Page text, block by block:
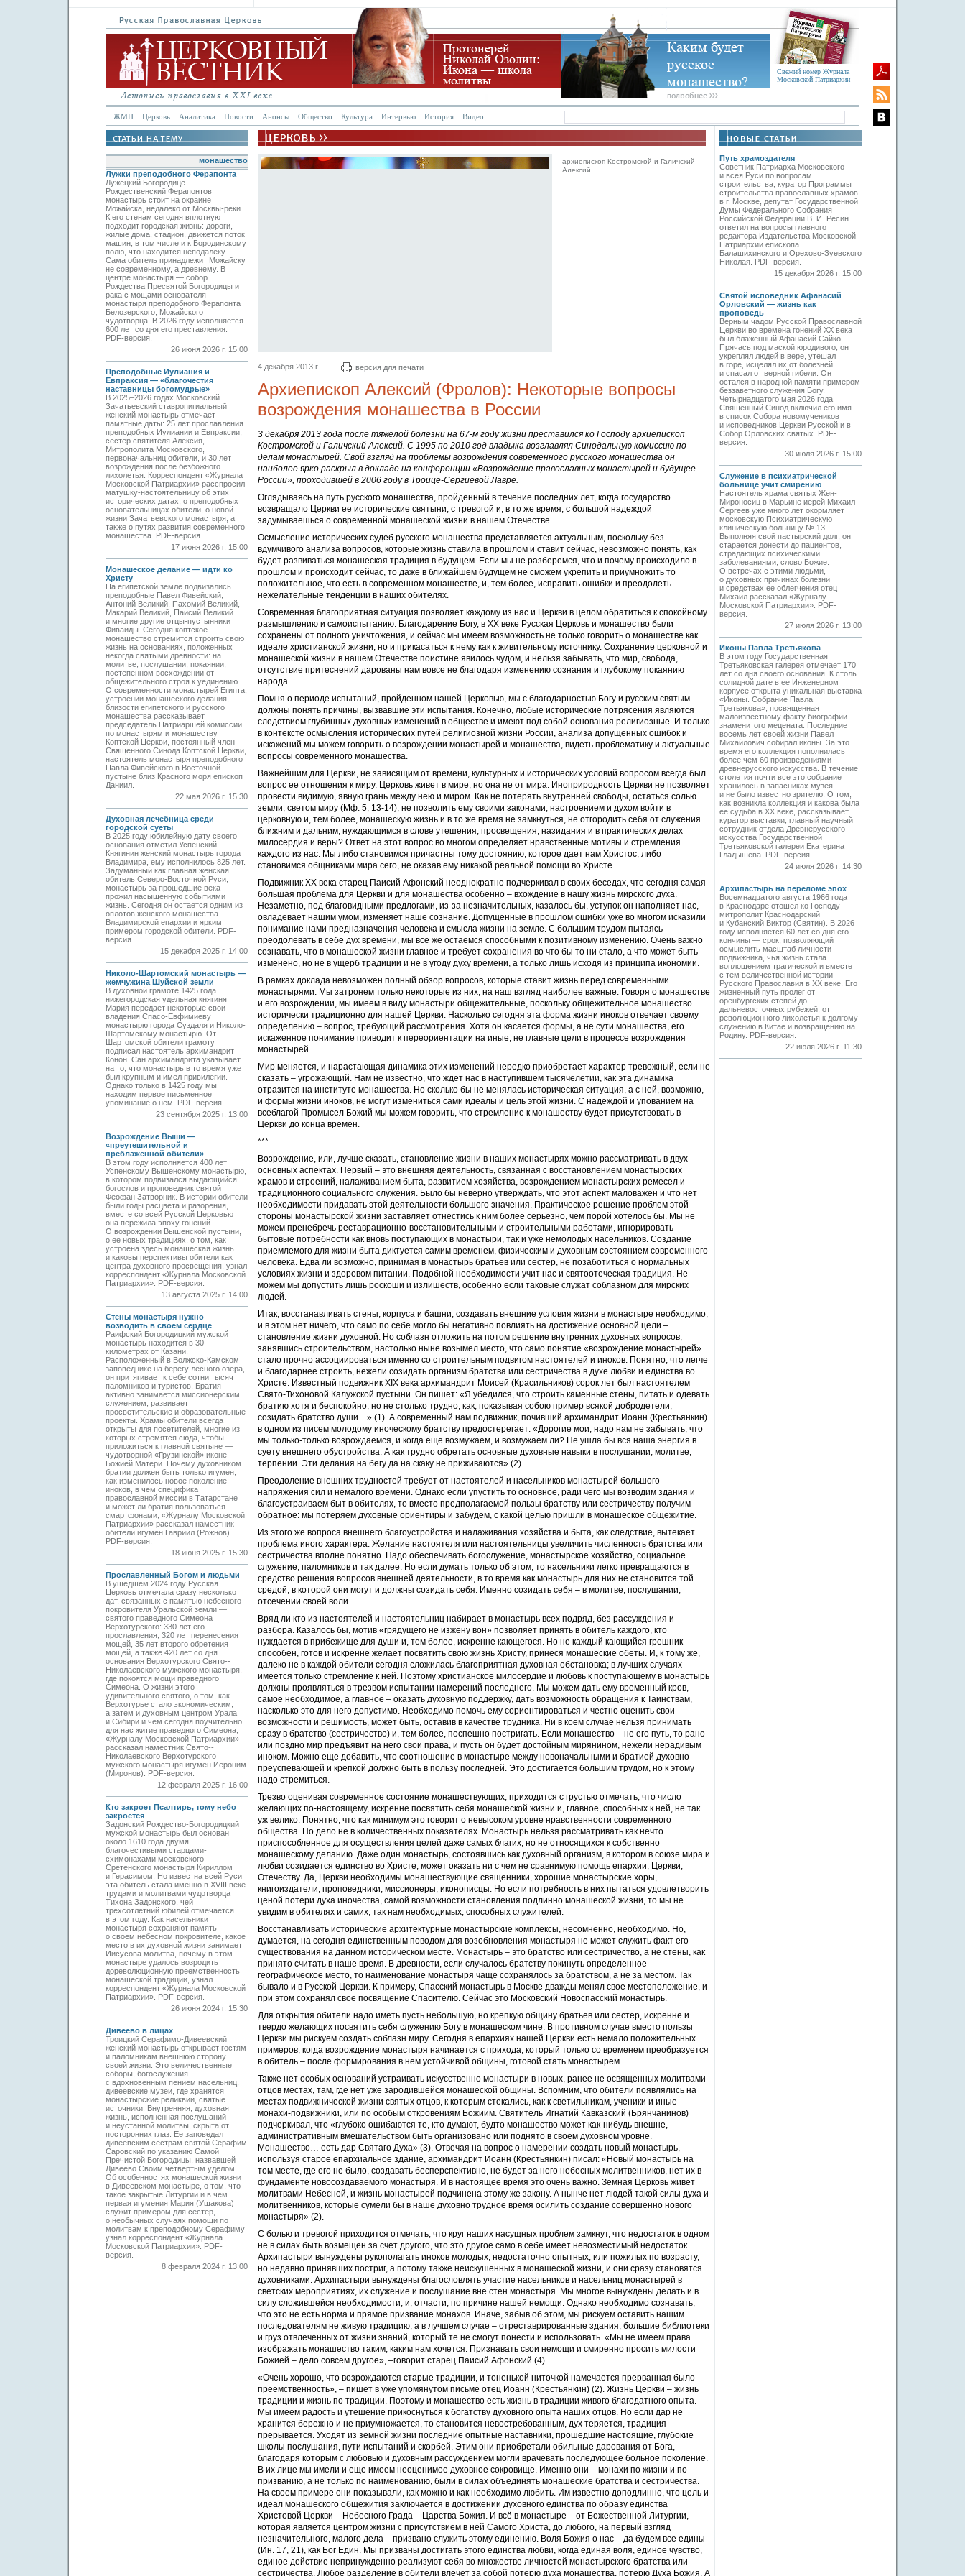
Свежий номер Журнала
Московской Патриархии
ЖМП Церковь Аналитика Новости Анонсы Общество Культура Интервью История Видео
монашество
Лужки преподобного Ферапонта
Лужецкий Богородице-
Рождественский Ферапонтов
монастырь стоит на окраине
Можайска, недалеко от Москвы-реки.
К его стенам сегодня вплотную
подходит городская жизнь: дороги,
жилые дома, стадион, движется поток
машин, в том числе и к Бородинскому
полю, что находится неподалеку.
Сама обитель принадлежит Можайску
не современному, а древнему. В
центре монастыря — собор
Рождества Пресвятой Богородицы и
рака с мощами основателя
монастыря преподобного Ферапонта
Белозерского, Можайского
чудотворца. В 2026 году исполняется
600 лет со дня его преставления.
PDF-версия.
26 июня 2026 г. 15:00
Преподобные Иулиания и
Евпраксия — «благочестия
наставницы богомудрые»
В 2025–2026 годах Московский
Зачатьевский ставропигиальный
женский монастырь отмечает
памятные даты: 25 лет прославления
преподобных Иулиании и Евпраксии,
сестер святителя Алексия,
Митрополита Московского,
первоначальниц обители, и 30 лет
возрождения после безбожного
лихолетья. Корреспондент «Журнала
Московской Патриархии» расспросил
матушку-настоятельницу об этих
исторических датах, о преподобных
основательницах обители, о новой
жизни Зачатьевского монастыря, а
также о путях развития современного
монашества. PDF-версия.
17 июня 2026 г. 15:00
Монашеское делание — идти ко
Христу
На египетской земле подвизались
преподобные Павел Фивейский,
Антоний Великий, Пахомий Великий,
Макарий Великий, Паисий Великий
и многие другие отцы-пустынники
Фиваиды. Сегодня коптское
монашество стремится строить свою
жизнь на основаниях, положенных
некогда святыми древности: на
молитве, послушании, покаянии,
постепенном восхождении от
общежительного строя к уединению.
О современности монастырей Египта,
устроении монашеского делания,
близости египетского и русского
монашества рассказывает
председатель Патриаршей комиссии
по монастырям и монашеству
Коптской Церкви, постоянный член
Священного Синода Коптской Церкви,
настоятель монастыря преподобного
Павла Фивейского в Восточной
пустыне близ Красного моря епископ
Даниил.
22 мая 2026 г. 15:30
Духовная лечебница среди
городской суеты
В 2025 году юбилейную дату своего
основания отметил Успенский
Княгинин женский монастырь города
Владимира, ему исполнилось 825 лет.
Задуманный как главная женская
обитель Северо-Восточной Руси,
монастырь за прошедшие века
прожил насыщенную событиями
жизнь. Сегодня он остается одним из
оплотов женского монашества
Владимирской епархии и ярким
примером городской обители. PDF-
версия.
15 декабря 2025 г. 14:00
Николо-Шартомский монастырь —
жемчужина Шуйской земли
В духовной грамоте 1425 года
нижегородская удельная княгиня
Мария передает некоторые свои
владения Спасо-Евфимиеву
монастырю города Суздаля и Николо-
Шартомскому монастырю. От
Шартомской обители грамоту
подписал настоятель архимандрит
Конон. Сан архимандрита указывает
на то, что монастырь в то время уже
был крупным и имел привилегии.
Однако только в 1425 году мы
находим первое письменное
упоминание о нем. PDF-версия.
23 сентября 2025 г. 13:00
Возрождение Выши —
«преутешительной и
преблаженной обители»
В этом году исполняется 400 лет
Успенскому Вышенскому монастырю,
в котором подвизался выдающийся
богослов и проповедник святой
Феофан Затворник. В истории обители
были годы расцвета и разорения,
вместе со всей Русской Церковью
она пережила эпоху гонений.
О возрождении Вышенской пустыни,
о ее новых традициях, о том, как
устроена здесь монашеская жизнь
и каковы перспективы обители как
центра духовного просвещения, узнал
корреспондент «Журнала Московской
Патриархии». PDF-версия.
13 августа 2025 г. 14:00
Стены монастыря нужно
возводить в своем сердце
Раифский Богородицкий мужской
монастырь находится в 30
километрах от Казани.
Расположенный в Волжско-Камском
заповеднике на берегу лесного озера,
он притягивает к себе сотни тысяч
паломников и туристов. Братия
активно занимается миссионерским
служением, развивает
просветительские и образовательные
проекты. Храмы обители всегда
открыты для посетителей, многие из
которых стремятся сюда, чтобы
приложиться к главной святыне —
чудотворной «Грузинской» иконе
Божией Матери. Почему духовником
братии должен быть только игумен,
как изменилось новое поколение
иноков, в чем специфика
православной миссии в Татарстане
и может ли братия пользоваться
смартфонами, «Журналу Московской
Патриархии» рассказал наместник
обители игумен Гавриил (Рожнов).
PDF-версия.
18 июня 2025 г. 15:30
Прославленный Богом и людьми
В ушедшем 2024 году Русская
Церковь отмечала сразу несколько
дат, связанных с памятью небесного
покровителя Уральской земли —
святого праведного ­Симеона
Верхотурского: 330 лет его
прославления, 320 лет перенесения
мощей, 35 лет второго обретения
мощей, а также 420 лет со дня
основания Верхотурского Свято-­
Николаевского мужского монастыря,
где покоятся мощи праведного
Симеона. О жизни этого
удивительного святого, о том, как
Верхотурье стало экономическим,
а затем и духовным центром Урала
и Сибири и чем сегодня поучительно
для нас житие праведного Симеона,
«Журналу Московской Патриархии»
рассказал наместник Свято-­
Николаевского Верхотурского
мужского монастыря игумен Иероним
(Миронов). PDF-версия.
12 февраля 2025 г. 16:00
Кто закроет Псалтирь, тому небо
закроется
Задонский Рождество-Богородицкий
мужской монастырь был основан
около 1610 года двумя
благочестивыми старцами-
схимонахами московского
Сретенского монастыря Кириллом
и Герасимом. Но известна всей Руси
эта обитель стала именно в XVIII веке
трудами и молитвами чудотворца
Тихона Задонского, чей
трехсотлетний юбилей отмечается
в этом году. Как насельники
монастыря сохраняют память
о своем небесном покровителе, какое
место в их духовной жизни занимает
Иисусова молитва, почему в этом
монастыре удалось возродить
дореволюционную преемственность
монашеской традиции, узнал
корреспондент «Журнала Московской
Патриархии». PDF-версия.
26 июня 2024 г. 15:30
Дивеево в лицах
Троицкий Серафимо-Дивеевский
женский монастырь открывает гостям
и паломникам внешнюю сторону
своей жизни. Это величественные
соборы, богослужения
с вдохновенным пением насельниц,
дивеевские музеи, где хранятся
монастырские реликвии, святые
источники. Внутренняя, духовная
жизнь, исполненная послушаний
и неустанной молитвы, скрыта от
посторонних глаз. Ее заповедал
дивеевским сестрам святой Серафим
Саровский по указанию Самой
Пречистой Богородицы, назвавшей
Дивеево Своим четвертым уделом.
Об особенностях монашеской жизни
в Дивеевском монастыре, о том, что
такое закрытые Литургии и в чем
первая игумения Мария (Ушакова)
служит примером для сестер,
о необычных случаях помощи по
молитвам к преподобному Серафиму
узнал корреспондент «Журнала
Московской Патриархии». PDF-
версия.
8 февраля 2024 г. 13:00
архиепископ Костромской и Галичский
Алексий
4 декабря 2013 г. версия для печати
Архиепископ Алексий (Фролов): Некоторые вопросы
возрождения монашества в России
3 декабря 2013 года после тяжелой болезни на 67-м году жизни преставился ко Господу архиепископ
Костромской и Галичский Алексий. С 1995 по 2010 год владыка возглавлял Синодальную комиссию по
делам монастырей. Свой взгляд на проблемы возрождения современного русского монашества он
наиболее ярко раскрыл в докладе на конференции «Возрождение православных монастырей и будущее
России», проходившей в 2006 году в Троице-Сергиевой Лавре.
Оглядываясь на путь русского монашества, пройденный в течение последних лет, когда государство
возвращало Церкви ее исторические святыни, с тревогой и, в то же время, с большой надеждой
задумываешься о современной монашеской жизни в нашем Отечестве.
Осмысление исторических судеб русского монашества представляется актуальным, поскольку без
вдумчивого анализа вопросов, которые жизнь ставила в прошлом и ставит сейчас, невозможно понять, как
будет развиваться монашеская традиция в будущем. Если мы не разберемся, что и почему происходило в
прошлом и происходит сейчас, то даже в ближайшем будущем не сможем укрепить и приумножить то
положительное, что есть в современном монашестве, и, тем более, исправить ошибки и преодолеть
нежелательные тенденции в наших обителях.
Современная благоприятная ситуация позволяет каждому из нас и Церкви в целом обратиться к спокойному
размышлению и самоиспытанию. Благодарение Богу, в ХХ веке Русская Церковь и монашество были
сохранены от полного уничтожения, и сейчас мы имеем возможность не только говорить о монашестве как
идеале христианской жизни, но и прикасаться к нему как к живительному источнику. Сохранение церковной и
монашеской жизни в нашем Отечестве поистине явилось чудом, и нельзя забывать, что мир, свобода,
отсутствие притеснений дарованы нам вовсе не благодаря изменению сознания и глубокому покаянию
народа.
Помня о периоде испытаний, пройденном нашей Церковью, мы с благодарностью Богу и русским святым
должны понять причины, вызвавшие эти испытания. Конечно, любые исторические потрясения являются
следствием глубинных духовных изменений в обществе и имеют под собой основания религиозные. И только
в контексте осмысления исторических путей религиозной жизни России, анализа допущенных ошибок и
искажений мы можем говорить о возрождении монастырей и монашества, видеть проблематику и актуальные
вопросы современного монашества.
Важнейшим для Церкви, не зависящим от времени, культурных и исторических условий вопросом всегда был
вопрос ее отношения к миру. Церковь живет в мире, но она не от мира. Иноприродность Церкви не позволяет
провести видимую, явную грань между нею и миром. Как не потерять внутренней свободы, остаться солью
земли, светом миру (Мф. 5, 13-14), не позволить ему своими законами, настроением и духом войти в
церковную и, тем более, монашескую жизнь и в то же время не замкнуться, не отгородить себя от служения
ближним и дальним, нуждающимся в слове утешения, просвещения, назидания и в практических делах
милосердия и веры? Ответ на этот вопрос во многом определяет нравственные мотивы и стремления
каждого из нас. Мы либо становимся причастны тому достоянию, которое дает нам Христос, либо
становимся общниками мира сего, не оказав ему никакой реальной помощи во Христе.
Подвижник ХХ века старец Паисий Афонский неоднократно подчеркивал в своих беседах, что сегодня самая
большая проблема для Церкви и для монашества особенно – вхождение в нашу жизнь мирского духа.
Незаметно, под благовидными предлогами, из-за незначительных, казалось бы, уступок он наполняет нас,
овладевает нашим умом, изменяет наше сознание. Допущенные в прошлом ошибки уже во многом исказили
понимание нами предназначения человека и смысла жизни на земле. С большим трудом пытаясь
преодолевать в себе дух времени, мы все же остаемся способными к позитивному изменению. Очень важно
сознавать, что в монашеской жизни главное и требует сохранения во что бы то ни стало, а что может быть
изменено, но не в ущерб традиции и не в угоду духу времени, а только лишь исходя из принципа икономии.
В рамках доклада невозможен полный обзор вопросов, которые ставит жизнь перед современными
монастырями. Мы затронем только некоторые из них, на наш взгляд наиболее важные. Говоря о монашестве
и его возрождении, мы имеем в виду монастыри общежительные, поскольку общежительное монашество
исторически традиционно для нашей Церкви. Насколько сегодня эта форма жизни иноков отвечает своему
определению – вопрос, требующий рассмотрения. Хотя он касается формы, а не сути монашества, его
искаженное понимание приводит к переориентации на иные, не главные цели в процессе возрождения
монастырей.
Мир меняется, и нарастающая динамика этих изменений нередко приобретает характер тревожный, если не
сказать – угрожающий. Нам не известно, что ждет нас в наступившем тысячелетии, как эта динамика
отразится на институте монашества. Но сколько бы не менялась историческая ситуация, а с ней, возможно,
и формы жизни иноков, не могут измениться сами идеалы и цель этой жизни. С надеждой и упованием на
всеблагой Промысел Божий мы можем говорить, что стремление к монашеству будет присутствовать в
Церкви до конца времен.
***
Возрождение, или, лучше сказать, становление жизни в наших монастырях можно рассматривать в двух
основных аспектах. Первый – это внешняя деятельность, связанная с восстановлением монастырских
храмов и строений, налаживанием быта, развитием хозяйства, возрождением монастырских ремесел и
традиционного социального служения. Было бы неверно утверждать, что этот аспект маловажен и что нет
необходимости придавать этой деятельности большого значения. Практическое решение проблем этой
стороны монастырской жизни заставляет отнестись к ним более серьезно, чем порой хотелось бы. Мы не
можем пренебречь реставрационно-восстановительными и строительными работами, игнорировать
бытовые потребности как вновь поступающих в монастыри, так и уже немолодых насельников. Создание
приемлемого для жизни быта диктуется самим временем, физическим и духовным состоянием современного
человека. Едва ли возможно, принимая в монастырь братьев или сестер, не позаботиться о нормальных
условиях жизни и здоровом питании. Подобной необходимости учит нас и святоотеческая традиция. Не
можем мы допустить лишь роскоши и излишеств, особенно если таковые служат соблазном для мирских
людей.
Итак, восстанавливать стены, корпуса и башни, создавать внешние условия жизни в монастыре необходимо,
и в этом нет ничего, что само по себе могло бы негативно повлиять на достижение основной цели –
становление жизни духовной. Но соблазн отложить на потом решение внутренних духовных вопросов,
занявшись строительством, настолько ныне возымел место, что само понятие «возрождение монастырей»
стало прочно ассоциироваться именно со строительным подвигом настоятелей и иноков. Понятно, что легче
и благодарнее строить, нежели созидать организм братства или сестричества в духе любви и единства во
Христе. Известный подвижник ХIХ века архимандрит Моисей (Красильников) сорок лет был настоятелем
Свято-Тихоновой Калужской пустыни. Он пишет: «Я убедился, что строить каменные стены, питать и одевать
братию хотя и беспокойно, но не столько трудно, как, показывая собою пример всякой добродетели,
созидать братство души…» (1). А современный нам подвижник, почивший архимандрит Иоанн (Крестьянкин)
в одном из писем молодому иноческому братству предостерегает: «Дорогие мои, надо нам не забывать, что
мы только-только возрождаемся, и когда еще возмужаем, и возмужаем ли? Не ушла бы вся наша энергия в
суету внешнего обустройства. А как трудно обретать основные духовные навыки в послушании, молитве,
терпении. Эти делания на бегу да на скаку не приживаются» (2).
Преодоление внешних трудностей требует от настоятелей и насельников монастырей большого
напряжения сил и немалого времени. Однако если упустить то основное, ради чего мы возводим здания и
благоустраиваем быт в обителях, то вместо предполагаемой пользы братству или сестричеству получим
обратное: мы потеряем духовные ориентиры и забудем, с какой целью пришли в монашеское общежитие.
Из этого же вопроса внешнего благоустройства и налаживания хозяйства и быта, как следствие, вытекает
проблема иного характера. Желание настоятеля или настоятельницы увеличить численность братства или
сестричества вполне понятно. Надо обеспечивать богослужение, монастырское хозяйство, социальное
служение, паломников и так далее. Но если думать только об этом, то насельники легко превращаются в
средство решения вопросов внешней деятельности, в то время как монастырь для них не становится той
средой, в которой они могут и должны созидать себя. Именно созидать себя – в молитве, послушании,
отсечении своей воли.
Вряд ли кто из настоятелей и настоятельниц набирает в монастырь всех подряд, без рассуждения и
разбора. Казалось бы, мотив «грядущего не изжену вон» позволяет принять в обитель каждого, кто
нуждается в прибежище для души и, тем более, искренне кающегося. Но не каждый кающийся грешник
способен, готов и искренне желает посвятить свою жизнь Христу, принеся монашеские обеты. И, к тому же,
далеко не в каждой обители сегодня сложилась благоприятная духовная обстановка; в лучших случаях
имеется только стремление к ней. Поэтому христианское милосердие и любовь к поступающему в монастырь
должны проявляться в трезвом испытании намерений последнего. Мы можем дать ему временный кров,
самое необходимое, а главное – оказать духовную поддержку, дать возможность обращения к Таинствам,
насколько это для него допустимо. Необходимо помочь ему сориентироваться и честно оценить свои
возможности и решимость, может быть, оставив в качестве трудника. Ни в коем случае нельзя принимать
сразу в братство (сестричество) и, тем более, поспешно постригать. Если монашество – не его путь, то рано
или поздно мир предъявит на него свои права, и пусть он будет достойным мирянином, нежели нерадивым
иноком. Можно еще добавить, что соотношение в монастыре между новоначальными и братией духовно
преуспевающей и крепкой должно быть в пользу последней. Это достигается большим трудом, но к этому
надо стремиться.
Трезво оценивая современное состояние монашествующих, приходится с грустью отмечать, что число
желающих по-настоящему, искренне посвятить себя монашеской жизни и, главное, способных к ней, не так
уж велико. Понятно, что как минимум это говорит о невысоком уровне нравственности современного
общества. Но дело не в количественных показателях. Монастырь нельзя рассматривать как нечто
приспособленное для осуществления целей даже самых благих, но не относящихся к собственно
монашескому деланию. Даже один монастырь, состоявшись как духовный организм, в котором в союзе мира и
любви созидается единство во Христе, может оказать ни с чем не сравнимую помощь епархии, Церкви,
Отечеству. Да, Церкви необходимы монашествующие священники, хорошие монастырские хоры,
книгоиздатели, проповедники, миссионеры, иконописцы. Но если потребность в них пытаться удовлетворить
ценой потери духа иночества, самой возможности становления подлинно монашеской жизни, то мы не
увидим в обителях и самих, так нам необходимых, способных служителей.
Восстанавливать исторические архитектурные монастырские комплексы, несомненно, необходимо. Но,
думается, на сегодня единственным поводом для возобновления монастыря не может служить факт его
существования на данном историческом месте. Монастырь – это братство или сестричество, а не стены, как
принято считать в наше время. В древности, если случалось братству покинуть определенное
географическое место, то наименование монастыря чаще сохранялось за братством, а не за местом. Так
бывало и в Русской Церкви. К примеру, Спасский монастырь в Москве дважды менял свое местоположение, и
при этом сохранял свое посвящение Спасителю. Сейчас это Московский Новоспасский монастырь.
Для открытия обители надо иметь пусть небольшую, но крепкую общину братьев или сестер, искренне и
твердо желающих посвятить себя служению Богу в монашеском чине. В противном случае вместо пользы
Церкви мы рискуем создать соблазн миру. Сегодня в епархиях нашей Церкви есть немало положительных
примеров, когда возрождение монастыря начинается с прихода, который только со временем преобразуется
в обитель – после формирования в нем устойчивой общины, готовой стать монастырем.
Также нет особых оснований устраивать искусственно монастыри в новых, ранее не освященных молитвами
отцов местах, там, где нет уже зародившейся монашеской общины. Вспомним, что обители появлялись на
местах подвижнической жизни святых отцов, к которым стекались, как к светильникам, ученики и иные
монахи-подвижники, или по особым откровениям Божиим. Святитель Игнатий Кавказский (Брянчанинов)
подчеркивал, что «глубоко ошибаются те, кто думают, будто монашество может как-нибудь внешне,
административным вмешательством быть организовано или поднято в своем духовном уровне.
Монашество… есть дар Святаго Духа» (3). Отвечая на вопрос о намерении создать новый монастырь,
используя старое епархиальное здание, архимандрит Иоанн (Крестьянкин) писал: «Новый монастырь на
том месте, где его не было, создавать бесперспективно, не будет за него небесных молитвенников, нет их в
фундаменте новосоздаваемого монастыря. И в настоящее время это очень важно. Земная Церковь живет
молитвами Небесной, и жизнь монастырей подчинена этому же закону. А нынче нет людей такой силы духа и
молитвенников, которые сумели бы в наше духовно трудное время осилить создание совершенно нового
монастыря» (2).
С болью и тревогой приходится отмечать, что круг наших насущных проблем замкнут, что недостаток в одном
не в силах быть возмещен за счет другого, что это другое само в себе имеет невозместимый недостаток.
Архипастыри вынуждены рукополагать иноков молодых, недостаточно опытных, или пожилых по возрасту,
но недавно принявших постриг, а потому также неискушенных в монашеской жизни, и они сразу становятся
духовниками. Архипастыри вынуждены благословлять участие насельников и насельниц монастырей в
светских мероприятиях, их служение и послушание вне стен монастыря. Мы многое вынуждены делать и в
силу сложившейся необходимости, и, отчасти, по причине нашей немощи. Однако необходимо сознавать,
что это не есть норма и прямое призвание монахов. Иначе, забыв об этом, мы рискуем оставить нашим
последователям не живую традицию, а в лучшем случае – отреставрированные здания, большие библиотеки
и груз отвлеченных от жизни знаний, который те не смогут понести и использовать. «Мы не имеем права
изображать монашество таким, каким нам хочется. Признавать свои немощи и смиренно просить милости
Божией – дело совсем другое», –говорит старец Паисий Афонский (4).
«Очень хорошо, что возрождаются старые традиции, и тоненькой ниточкой намечается прерванная было
преемственность», – пишет в уже упомянутом письме отец Иоанн (Крестьянкин) (2). Жизнь Церкви – жизнь
традиции и жизнь по традиции. Поэтому и монашество есть жизнь в традиции живого благодатного опыта.
Мы имеем радость и утешение прикоснуться к богатству духовного опыта наших отцов. Но если дар не
хранится бережно и не приумножается, то становится невостребованным, дух теряется, традиция
прерывается. Уходят из земной жизни последние опытные наставники, прошедшие настоящие, глубокие
школы послушания, пути испытаний и скорбей. Этим они приобретали обильные дарования от Бога,
благодаря которым с любовью и духовным рассуждением могли врачевать последующее больное поколение.
В их лице мы имели и еще имеем неоценимое духовное сокровище. Именно они – монахи по жизни и по
призванию, а не только по наименованию, были в силах объединять монашеские братства и сестричества.
На своем примере они показывали, как можно и как необходимо любить. Им известно доподлинно, что цель и
идеал монашеского общежития заключается в достижении духовного единства по образу единства
Христовой Церкви – Небесного Града – Царства Божия. И всё в монастыре – от Божественной Литургии,
которая является центром жизни с присутствием в ней Самого Христа, до любого, на первый взгляд
незначительного, малого дела – призвано служить этому единению. Воля Божия о нас – да будем все едины
(Ин. 17, 21), как Бог Един. Мы призваны достигать этого единства любви, когда единая воля, единое чувство,
единое действие непринужденно реализуют себя во множестве личностей монастырского братства или
сестричества. Любое разделение в обители влечет за собой потерю духа монашества, потерю Духа Божия. А
Путь храмоздателя
Советник Патриарха Московского
и всея Руси по вопросам
строительства, куратор Программы
строительства православных храмов
в г. Москве, депутат Государственной
Думы Федерального Собрания
Российской Федерации В. И. Ресин
ответил на вопросы главного
редактора Издательства Московской
Патриархии епископа
Балашихинского и Орехово-Зуевского
Николая. PDF-версия.
15 декабря 2026 г. 15:00
Святой исповедник Афанасий
Орловский — жизнь как
проповедь
Верным чадом Русской Православной
Церкви во времена гонений XX века
был блаженный Афанасий Сайко.
Прячась под маской юродивого, он
укреплял людей в вере, утешал
в горе, исцелял их от болезней
и спасал от верной гибели. Он
остался в народной памяти примером
беззаветного служения Богу.
Четырнадцатого мая 2026 года
Священный Синод включил его имя
в список Собора новомучеников
и исповедников Церкви Русской и в
Собор Орловских святых. PDF-
версия.
30 июля 2026 г. 15:00
Служение в психиатрической
больнице учит смирению
Настоятель храма святых Жен-
Мироносиц в Марьине иерей Михаил
Сергеев уже много лет окормляет
московскую Психиатрическую
клиническую больницу № 13.
Выполняя свой пастырский долг, он
старается донести до пациентов,
страдающих психическими
заболеваниями, слово Божие.
О встречах с этими людьми,
о духовных причинах болезни
и средствах ее облегчения отец
Михаил рассказал «Журналу
Московской Патриархии». PDF-
версия.
27 июля 2026 г. 13:00
Иконы Павла Третьякова
В этом году Государственная
Третьяковская галерея отмечает 170
лет со дня своего основания. К столь
солидной дате в ее Инженерном
корпусе открыта уникальная выставка
«Иконы. Собрание Павла
Третьякова», посвященная
малоизвестному факту биографии
знаменитого мецената. Последние
восемь лет своей жизни Павел
Михайлович собирал иконы. За это
время его коллекция пополнилась
более чем 60 произведениями
древнерусского искусства. В течение
столетия почти все это собрание
хранилось в запасниках музея
и не было известно зрителю. О том,
как возникла коллекция и какова была
ее судьба в ХХ веке, рассказывает
куратор выставки, главный научный
сотрудник отдела Древнерусского
искусства Государственной
Третьяковской галереи Екатерина
Гладышева. PDF-версия.
24 июля 2026 г. 14:30
Архипастырь на переломе эпох
Восемнадцатого августа 1966 года
в Краснодаре отошел ко Господу
митрополит Краснодарский
и Кубанский Виктор (Святин). В 2026
году исполняется 60 лет со дня его
кончины — срок, позволяющий
осмыслить масштаб личности
подвижника, чья жизнь стала
воплощением трагической и вместе
с тем величественной истории
Русского Православия в XX веке. Его
жизненный путь пролег от
оренбургских степей до
дальневосточных рубежей, от
революционного лихолетья к долгому
служению в Китае и возвращению на
Родину. PDF-версия.
22 июля 2026 г. 11:30